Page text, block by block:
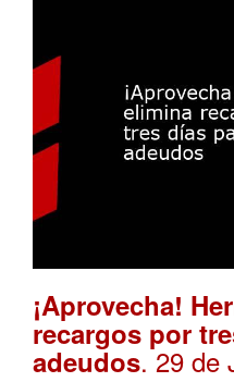
¡Aprovecha!
recargos por
adeudos. 29 de